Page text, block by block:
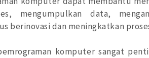
mengumpulkan data,
berinovasi dan meningkatkan
komputer sangat